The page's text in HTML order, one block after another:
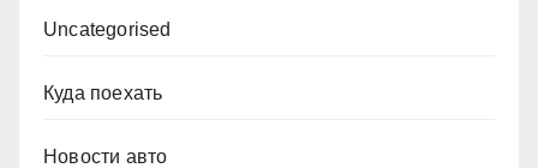
Uncategorised
Куда поехать
Новости авто